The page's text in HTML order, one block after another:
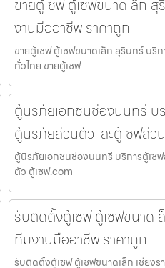
ขายตู้เซฟ ตู้เซฟขนาดเล็ก
งานมืออาชีพ ราคาถูก
ขายตู้เซฟ ตู้เซฟขนาดเล็ก สุรินทร์ บ
ทั่วไทย ขายตู้เซฟ
ตู้นิรภัยเอกชนช่องนนทรี บริ
ตู้นิรภัยส่วนตัวและตู้เซฟส่ว
ตู้นิรภัยเอกชนช่องนนทรี บริการตู้เซ
ตัว ตู้เซฟ.com
รับติดตั้งตู้เซฟ ตู้เซฟขนาด
ทีมงานมืออาชีพ ราคาถูก
รับติดตั้งตู้เซฟ ตู้เซฟขนาดเล็ก เชียง